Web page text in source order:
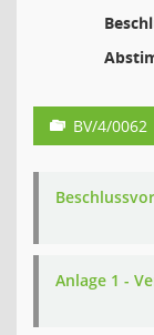
BV/4/0062
Anlage 1 -